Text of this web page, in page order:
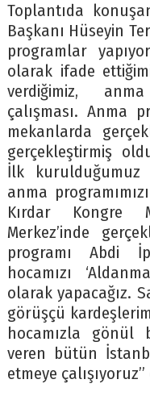
Toplantıda
Başkanı Hüseyin
programlar
olarak ifade
verdiğimiz,
çalışması. Anma
mekanlarda
gerçekleştirmiş
İlk kurulduğumuz
anma
Kırdar Kongre
Merkez’inde
programı Abdi
hocamızı
olarak yapacağız.
görüşçü
hocamızla gönül
veren bütün
etmeye çalışıyoruz”